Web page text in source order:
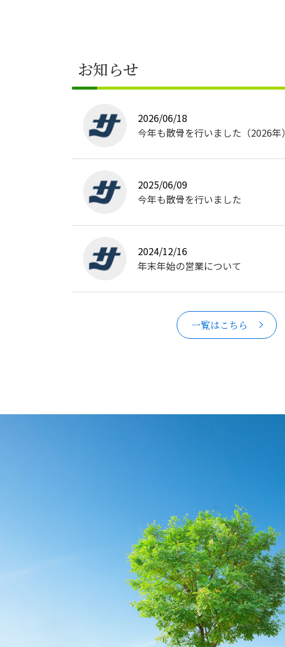
お知らせ
2026/06/18
今年も散骨を行いました（2026年）
2025/06/09
今年も散骨を行いました
2024/12/16
年末年始の営業について
一覧はこちら